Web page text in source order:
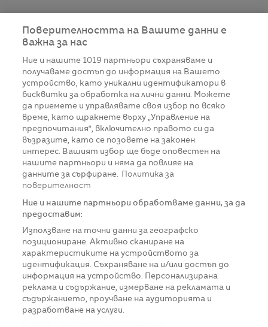
Поверителността на Вашите данни е
важна за нас
Ние и нашите 1019 партньори съхраняваме и
получаваме достъп до информация на Вашето
устройство, като уникални идентификатори в
бисквитки за обработка на лични данни. Можете
да приемете и управлявате своя избор по всяко
време, като щракнете върху „Управление на
предпочитания“, включително правото си да
възразите, като се позовете на законен
интерес. Вашият избор ще бъде оповестен на
нашите партньори и няма да повлияе на
данните за сърфиране.
Политика за
поверителност
Ние и нашите партньори обработваме данни, за да
предоставим:
Използване на точни данни за географско
позициониране. Активно сканиране на
характеристиките на устройството за
идентификация. Съхраняване на и/или достъп до
информация на устройство. Персонализирана
реклама и съдържание, измерване на рекламата и
съдържанието, проучване на аудиторията и
разработване на услуги.